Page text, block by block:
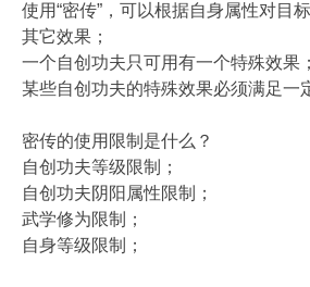
使用“密传”，可以根据自身属性对目
其它效果；
一个自创功夫只可用有一个特殊效果；
某些自创功夫的特殊效果必须满足一
密传的使用限制是什么？
自创功夫等级限制；
自创功夫阴阳属性限制；
武学修为限制；
自身等级限制；